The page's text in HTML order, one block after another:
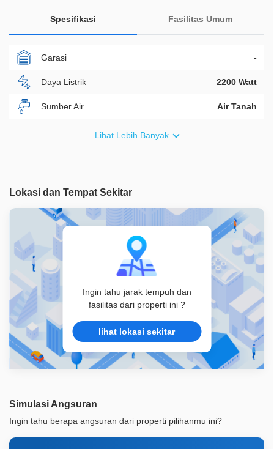
Spesifikasi Fasilitas Umum
Garasi -
Daya Listrik 2200 Watt
Sumber Air Air Tanah
Lihat Lebih Banyak
Lokasi dan Tempat Sekitar
Ingin tahu jarak tempuh dan
fasilitas dari properti ini ?
lihat lokasi sekitar
Simulasi Angsuran
Ingin tahu berapa angsuran dari properti pilihanmu ini?